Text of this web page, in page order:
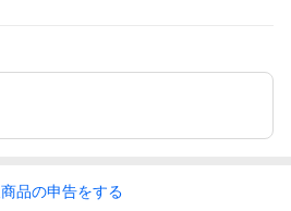
商品の申告をする